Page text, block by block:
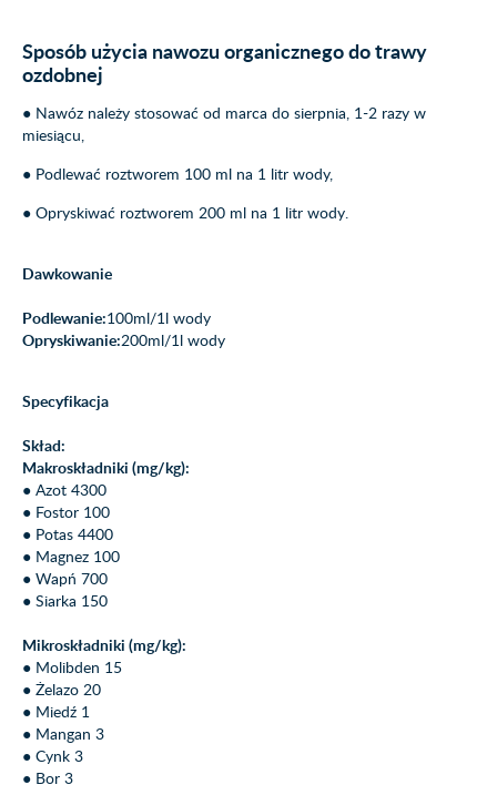
Sposób użycia nawozu organicznego do trawy
ozdobnej
● Nawóz należy stosować od marca do sierpnia, 1-2 razy w
miesiącu,
● Podlewać roztworem 100 ml na 1 litr wody,
● Opryskiwać roztworem 200 ml na 1 litr wody.
Dawkowanie
Podlewanie:100ml/1l wody
Opryskiwanie:200ml/1l wody
Specyfikacja
Skład:
Makroskładniki (mg/kg):
● Azot 4300
● Fostor 100
● Potas 4400
● Magnez 100
● Wapń 700
● Siarka 150
Mikroskładniki (mg/kg):
● Molibden 15
● Żelazo 20
● Miedź 1
● Mangan 3
● Cynk 3
● Bor 3